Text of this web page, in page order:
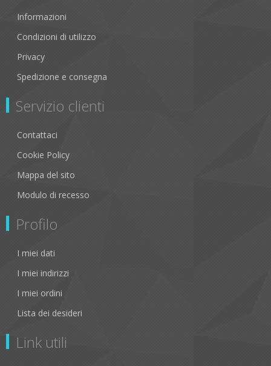
Informazioni
Condizioni di utilizzo
Privacy
Spedizione e consegna
Servizio clienti
Contattaci
Cookie Policy
Mappa del sito
Modulo di recesso
Profilo
I miei dati
I miei indirizzi
I miei ordini
Lista dei desideri
Link utili